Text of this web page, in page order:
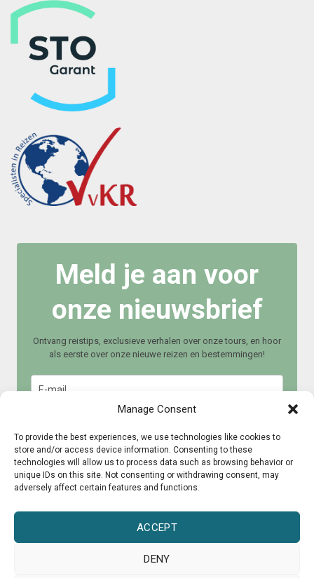
Manage Consent
To provide the best experiences, we use technologies like cookies to
store and/or access device information. Consenting to these
technologies will allow us to process data such as browsing behavior or
unique IDs on this site. Not consenting or withdrawing consent, may
adversely affect certain features and functions.
ACCEPT
DENY
Meld je aan voor
onze nieuwsbrief
Ontvang reistips, exclusieve verhalen over onze tours, en hoor
als eerste over onze nieuwe reizen en bestemmingen!
Meld je aan